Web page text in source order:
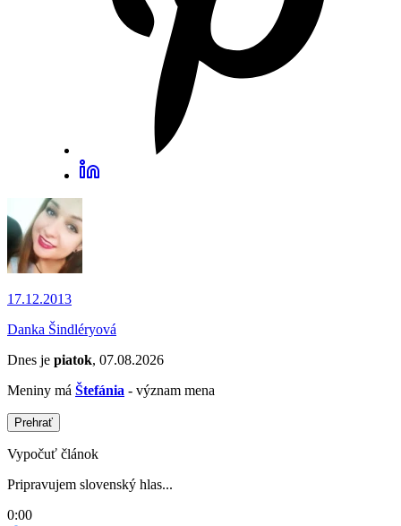
17.12.2013
Danka Šindléryová
Dnes je piatok, 07.08.2026
Meniny má Štefánia - význam mena
Prehrať
Vypočuť článok
Pripravujem slovenský hlas...
0:00